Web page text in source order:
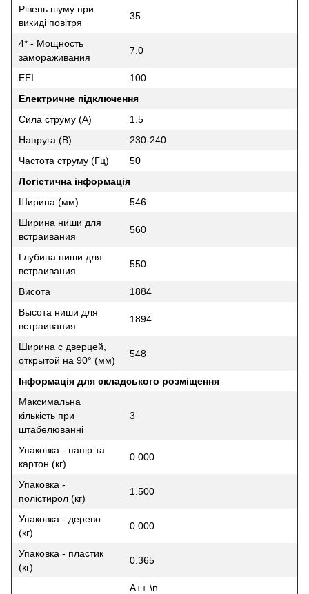
Рівень шуму при
викиді повітря
35
4* - Мощность
замораживания
7.0
EEI
100
Електричне підключення
Сила струму (А)
1.5
Напруга (В)
230-240
Частота струму (Гц)
50
Логістична інформація
Ширина (мм)
546
Ширина ниши для
встраивания
560
Глубина ниши для
встраивания
550
Висота
1884
Высота ниши для
встраивания
1894
Ширина с дверцей,
открытой на 90° (мм)
548
Інформація для складського розміщення
Максимальна
кількість при
штабелюванні
3
Упаковка - папір та
картон (кг)
0.000
Упаковка -
полістирол (кг)
1.500
Упаковка - дерево
(кг)
0.000
Упаковка - пластик
(кг)
0.365
A++ \n